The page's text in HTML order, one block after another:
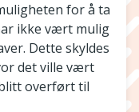
for å ta
ikke vært mulig
Dette skyldes
det ville vært
overført til